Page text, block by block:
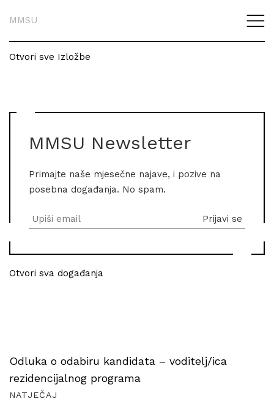
MMSU
Otvori sve Izložbe
MMSU Newsletter
Primajte naše mjesečne najave, i pozive na
posebna događanja. No spam.
Otvori sva događanja
Odluka o odabiru kandidata – voditelj/ica
rezidencijalnog programa
NATJEČAJ